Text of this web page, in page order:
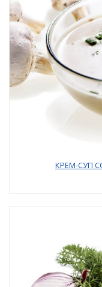
КРЕМ-СУП